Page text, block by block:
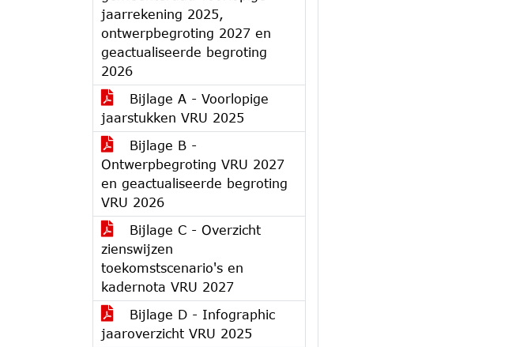
jaarrekening 2025,
ontwerpbegroting 2027 en
geactualiseerde begroting
2026
Bijlage A - Voorlopige
jaarstukken VRU 2025
Bijlage B -
Ontwerpbegroting VRU 2027
en geactualiseerde begroting
VRU 2026
Bijlage C - Overzicht
zienswijzen
toekomstscenario's en
kadernota VRU 2027
Bijlage D - Infographic
jaaroverzicht VRU 2025